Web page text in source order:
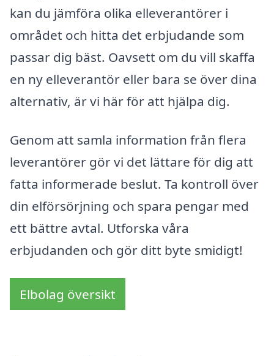
kan du jämföra olika elleverantörer i
området och hitta det erbjudande som
passar dig bäst. Oavsett om du vill skaffa
en ny elleverantör eller bara se över dina
alternativ, är vi här för att hjälpa dig.
Genom att samla information från flera
leverantörer gör vi det lättare för dig att
fatta informerade beslut. Ta kontroll över
din elförsörjning och spara pengar med
ett bättre avtal. Utforska våra
erbjudanden och gör ditt byte smidigt!
Elbolag översikt